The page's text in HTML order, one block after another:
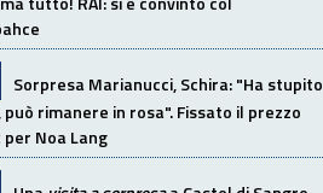
Sorpresa Marianucci, Schira: "Ha stupito
rimanere in rosa". Fissato il prezzo
per Noa Lang